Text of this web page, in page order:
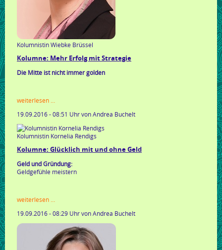
Kolumnistin Wiebke Brüssel
Kolumne: Mehr Erfolg mit Strategie
Die Mitte ist nicht immer golden
weiterlesen …
erfolg
strategie
19.09.2016 - 08:51 Uhrvon Andrea Buchelt
Kolumnistin Kornelia Rendigs
Kolumne: Glücklich mit und ohne Geld
Geld und Gründung:
Geldgefühle meistern
weiterlesen …
mit
und
ohne
geld
19.09.2016 - 08:29 Uhrvon Andrea Buchelt